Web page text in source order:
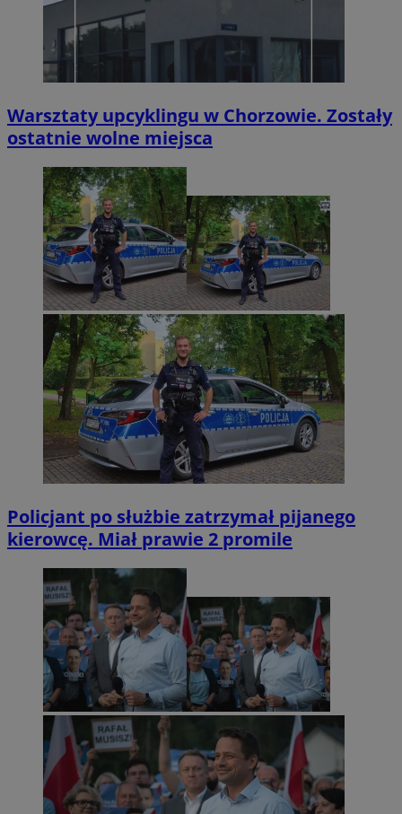
Warsztaty upcyklingu w Chorzowie. Zostały
ostatnie wolne miejsca
Policjant po służbie zatrzymał pijanego
kierowcę. Miał prawie 2 promile